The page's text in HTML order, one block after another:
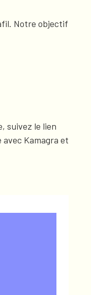
Notre objectif
suivez le lien
Kamagra et